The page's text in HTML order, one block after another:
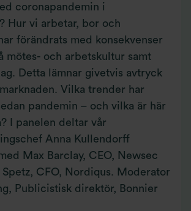
coronapandemin i
Hur vi arbetar, bor och
förändrats med konsekvenser
mötes- och arbetskultur samt
Detta lämnar givetvis avtryck
Vilka trender har
pandemin – och vilka är här
I panelen deltar vår
Anna Kullendorff
Max Barclay, CEO, Newsec
Spetz, CFO, Nordiqus. Moderator
Publicistisk direktör, Bonnier